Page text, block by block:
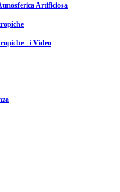
Artificiosa
- i Video